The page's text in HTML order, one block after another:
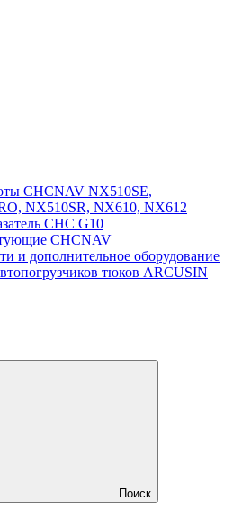
CHCNAV NX510SE,
NX510SR, NX610, NX612
CHC G10
CHCNAV
и дополнительное оборудование
тюков ARCUSIN
Поиск